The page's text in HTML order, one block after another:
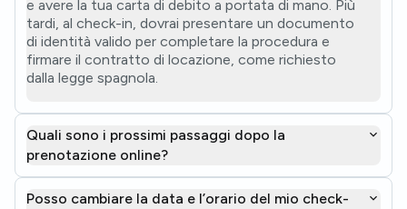
e avere la tua carta di debito a portata di mano. Più
tardi, al check-in, dovrai presentare un documento
di identità valido per completare la procedura e
firmare il contratto di locazione, come richiesto
dalla legge spagnola.
Quali sono i prossimi passaggi dopo la
prenotazione online?
Posso cambiare la data e l’orario del mio check-